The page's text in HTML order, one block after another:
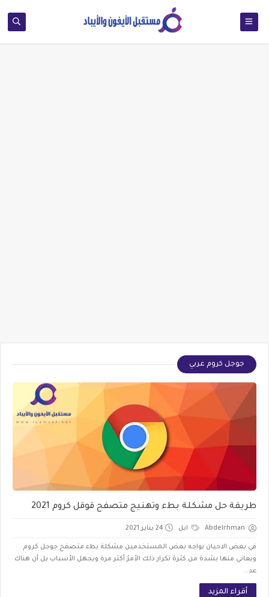
جوجل كروم عربي
طريقة حل مشكلة بطء وتهنيج متصفح قوقل كروم 2021
Abdelrhman ابل 24 يناير 2021
في بعض الاحيان يواجه بعض المستخدمين مشكلة بطء متصفح جوجل كروم
ويعاني منها بشدة من كثرة تكرار ذلك الأمرُ أكثر مرة ويجهل الأسباب بل أن هناك
عد...
أقراء المزيد